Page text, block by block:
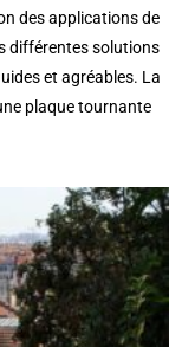
des applications de
différentes solutions
et agréables. La
plaque tournante